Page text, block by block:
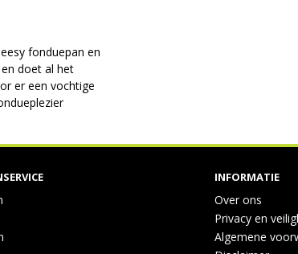
fonduepan en
doet al het
er een vochtige
INFORMATIE
Over ons
Privacy en
Algemene